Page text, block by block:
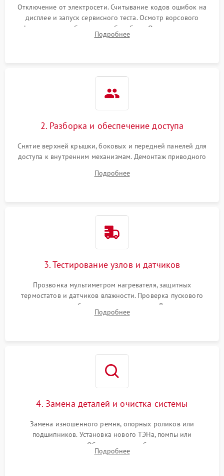
Отключение от электросети. Считывание кодов ошибок на
дисплее и запуск сервисного теста. Осмотр ворсового
фильтра, теплообменника и барабана. Опрос клиента о
неисправностях (не сушит, не крутит барабан, сильно шумит
Подробнее
2. Разборка и обеспечение доступа
Снятие верхней крышки, боковых и передней панелей для
доступа к внутренним механизмам. Демонтаж приводного
Обеспечение свободного доступа к ТЭНу, компрессору,
Подробнее
3. Тестирование узлов и датчиков
Прозвонка мультиметром нагревателя, защитных
термостатов и датчиков влажности. Проверка пускового
конденсатора, обмоток мотора и помпы. Для машин с
тепловым насосом — диагностика работы компрессора и
Подробнее
4. Замена деталей и очистка системы
Замена изношенного ремня, опорных роликов или
подшипников. Установка нового ТЭНа, помпы или
термодатчиков. Обязательная глубокая очистка
конденсатора, крыльчатки вентилятора и воздуховодов от
Подробнее